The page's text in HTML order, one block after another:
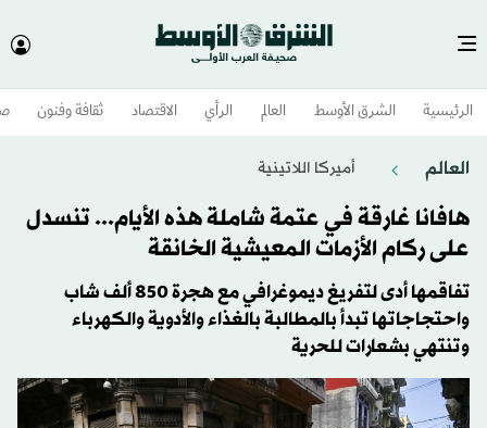
الرئيسية الشرق الأوسط​ العالم الرأي الاقتصاد ثقافة وفنون
العالم أميركا اللاتينية
هافانا غارقة في عتمة شاملة هذه الأيام... تنسدل
على ركام الأزمات المعيشية الخانقة
تفاقمها أدى لتفريغ ديموغرافي مع هجرة 850 ألف شاب
واحتجاجاتها تبدأ بالمطالبة بالغذاء والأدوية والكهرباء
وتنتهي بشعارات للحرية